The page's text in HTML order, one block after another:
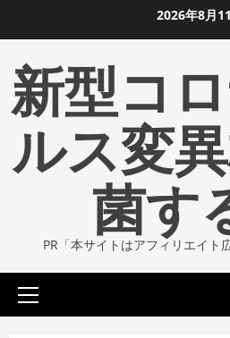
ン
ツ
ま
2026年8月
新型コ
ルス変
菌す
PR「本サイトはアフィリエイト
プ